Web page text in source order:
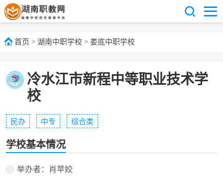
首页 > 湖南中职学校 > 娄底中职学校
冷水江市新程中等职业技术学
校
民办 中专 综合类
学校基本情况
举办者：肖苹姣